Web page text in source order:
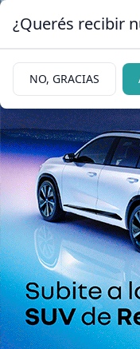
29/06/2026
“Todos
con o sin
Muestra de una
¿Querés recibir
NO, GRACIAS